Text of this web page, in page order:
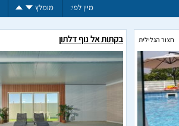
מיין לפי: מומלץ
חצור הגלילית בקתות אל נוף דלתון